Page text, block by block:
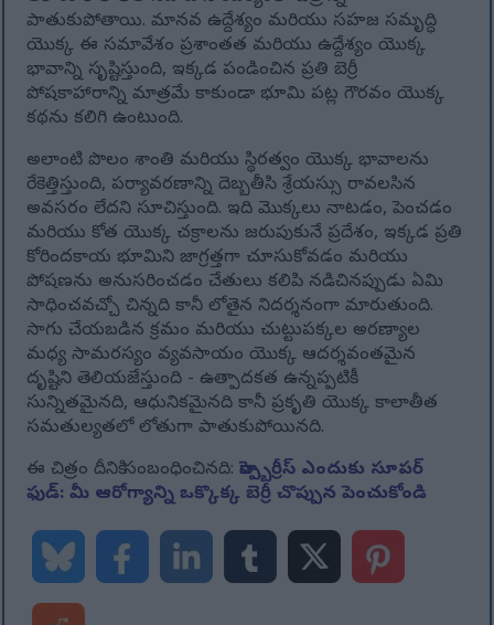
పాతుకుపోతాయి. మానవ ఉద్దేశ్యం మరియు సహజ సమృద్ధి
యొక్క ఈ సమావేశం ప్రశాంతత మరియు ఉద్దేశ్యం యొక్క
భావాన్ని సృష్టిస్తుంది, ఇక్కడ పండించిన ప్రతి బెర్రీ
పోషకాహారాన్ని మాత్రమే కాకుండా భూమి పట్ల గౌరవం యొక్క
కథను కలిగి ఉంటుంది.
అలాంటి పొలం శాంతి మరియు స్థిరత్వం యొక్క భావాలను
రేకెత్తిస్తుంది, పర్యావరణాన్ని దెబ్బతీసి శ్రేయస్సు రావలసిన
అవసరం లేదని సూచిస్తుంది. ఇది మొక్కలు నాటడం, పెంచడం
మరియు కోత యొక్క చక్రాలను జరుపుకునే ప్రదేశం, ఇక్కడ ప్రతి
కోరిందకాయ భూమిని జాగ్రత్తగా చూసుకోవడం మరియు
పోషణను అనుసరించడం చేతులు కలిపి నడిచినప్పుడు ఏమి
సాధించవచ్చో చిన్నది కానీ లోతైన నిదర్శనంగా మారుతుంది.
సాగు చేయబడిన క్రమం మరియు చుట్టుపక్కల అరణ్యాల
మధ్య సామరస్యం వ్యవసాయం యొక్క ఆదర్శవంతమైన
దృష్టిని తెలియజేస్తుంది - ఉత్పాదకత ఉన్నప్పటికీ
సున్నితమైనది, ఆధునికమైనది కానీ ప్రకృతి యొక్క కాలాతీత
సమతుల్యతలో లోతుగా పాతుకుపోయినది.
ఈ చిత్రం దీనికి సంబంధించినది:రాస్ప్బెర్రీస్ ఎందుకు సూపర్
ఫుడ్: మీ ఆరోగ్యాన్ని ఒక్కొక్క బెర్రీ చొప్పున పెంచుకోండి